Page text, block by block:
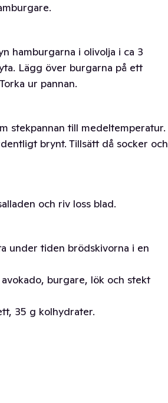
hamburgarna i olivolja i ca 3
Lägg över burgarna på ett
ur pannan.
stekpannan till medeltemperatur.
brynt. Tillsätt då socker och
och riv loss blad.
under tiden brödskivorna i en
burgare, lök och stekt
35 g kolhydrater.